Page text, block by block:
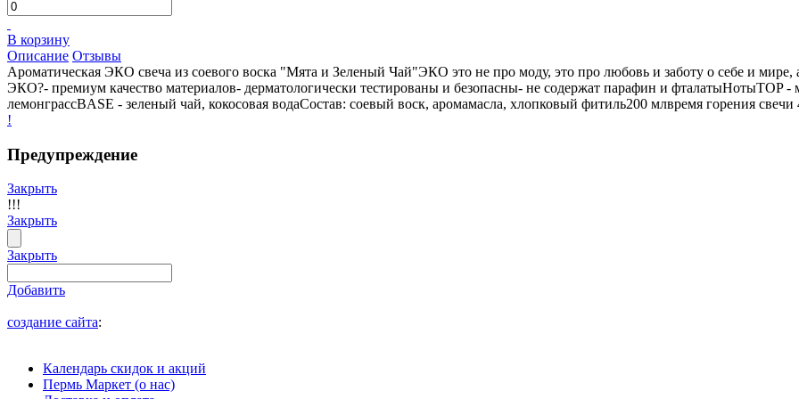
В корзину
Описание Отзывы
Ароматическая ЭКО свеча из соевого воска "Мята и Зеленый Чай"ЭКО это не про моду, это про любовь и заботу о себе и мире,
ЭКО?- премиум качество материалов- дерматологически тестированы и безопасны- не содержат парафин и фталатыНотыTOP
лемонграссBASE - зеленый чай, кокосовая водаСостав: соевый воск, аромамасла, хлопковый фитиль200 млвремя горения свечи
!
Предупреждение
Закрыть
!!!
Закрыть
Закрыть
Добавить
создание сайта:
Календарь скидок и акций
Пермь Маркет (о нас)